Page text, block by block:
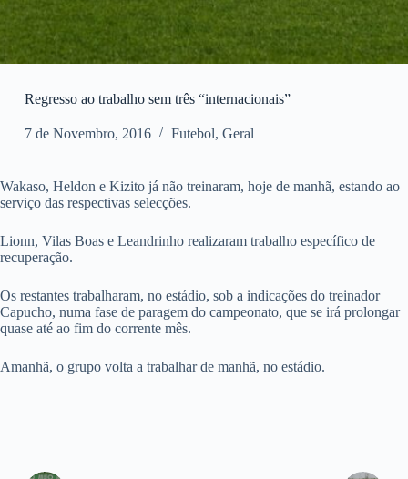
Regresso ao trabalho sem três “internacionais”
7 de Novembro, 2016 Futebol, Geral
Wakaso, Heldon e Kizito já não treinaram, hoje de manhã, estando ao
serviço das respectivas selecções.
Lionn, Vilas Boas e Leandrinho realizaram trabalho específico de
recuperação.
Os restantes trabalharam, no estádio, sob a indicações do treinador
Capucho, numa fase de paragem do campeonato, que se irá prolongar
quase até ao fim do corrente mês.
Amanhã, o grupo volta a trabalhar de manhã, no estádio.